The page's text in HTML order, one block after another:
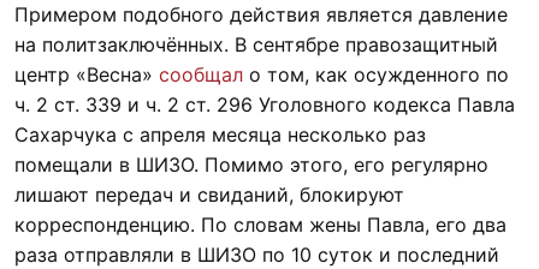
Примером подобного действия является давление
на политзаключённых. В сентябре правозащитный
центр «Весна» сообщал о том, как осужденного по
ч. 2 ст. 339 и ч. 2 ст. 296 Уголовного кодекса Павла
Сахарчука с апреля месяца несколько раз
помещали в ШИЗО. Помимо этого, его регулярно
лишают передач и свиданий, блокируют
корреспонденцию. По словам жены Павла, его два
раза отправляли в ШИЗО по 10 суток и последний